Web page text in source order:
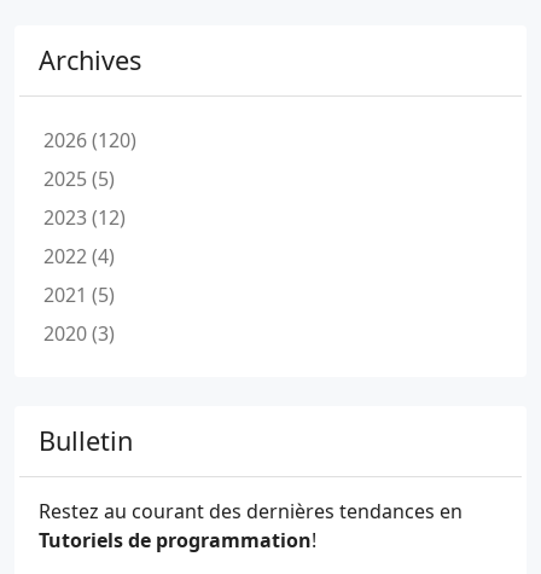
Archives
2026 (120)
2025 (5)
2023 (12)
2022 (4)
2021 (5)
2020 (3)
Bulletin
Restez au courant des dernières tendances en
Tutoriels de programmation!